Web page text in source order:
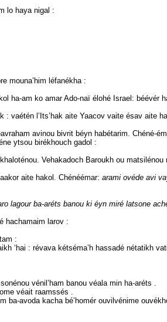
lo haya nigal :
mouna’him léfanékha :
ha-am ko amar Ado-naï élohé Israel: béévér
vaétén l’Its’hak aite Yaacov vaite ésav aite
avinou bivrit béyn habétarim. Chéné-
ytsou birékhouch gadol :
Vehakadoch Baroukh ou matsilénou
aite hakol. Chénéémar: arami ovéde avi
lagour ba-aréts banou ki éyn miré latsone
hachamaim larov :
:
‘hai : révava kétséma’h hassadé nétatikh
vénil’ham banou véala min ha-aréts .
véait raamssés .
avoda kacha bé’homér ouvilvénime